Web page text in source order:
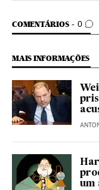
COMENTÁRIOS 0
COMENTÁRIOS
MAIS INFORMAÇÕES
um